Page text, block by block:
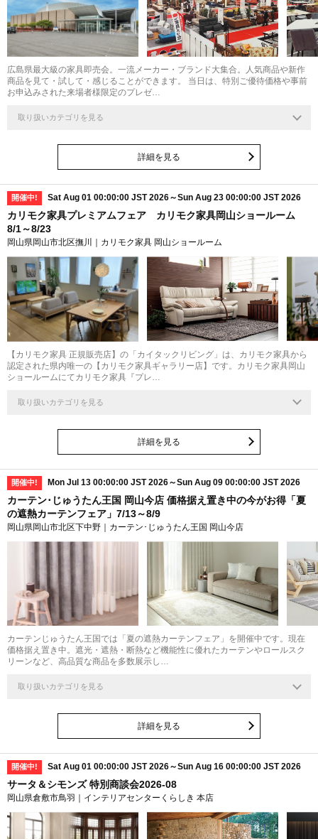
広島県最大級の家具即売会。一流メーカー・ブランド大集合。人気商品や新作
商品を見て・試して・感じることができます。 当日は、特別ご優待価格や事前
お申込みされた来場者様限定のプレゼ…
取り扱いカテゴリを見る
詳細を見る
開催中! Sat Aug 01 00:00:00 JST 2026～Sun Aug 23 00:00:00 JST 2026
カリモク家具プレミアムフェア カリモク家具岡山ショールーム
8/1～8/23
岡山県岡山市北区撫川｜カリモク家具 岡山ショールーム
【カリモク家具 正規販売店】の「カイタックリビング」は、カリモク家具から
認定された県内唯一の【カリモク家具ギャラリー店】です。カリモク家具岡山
ショールームにてカリモク家具『プレ…
取り扱いカテゴリを見る
詳細を見る
開催中! Mon Jul 13 00:00:00 JST 2026～Sun Aug 09 00:00:00 JST 2026
カーテン･じゅうたん王国 岡山今店 価格据え置き中の今がお得「夏
の遮熱カーテンフェア」7/13～8/9
岡山県岡山市北区下中野｜カーテン･じゅうたん王国 岡山今店
カーテンじゅうたん王国では「夏の遮熱カーテンフェア」を開催中です。現在
価格据え置き中。遮光・遮熱・断熱など機能性に優れたカーテンやロールスク
リーンなど、高品質な商品を多数展示し…
取り扱いカテゴリを見る
詳細を見る
開催中! Sat Aug 01 00:00:00 JST 2026～Sun Aug 16 00:00:00 JST 2026
サータ＆シモンズ 特別商談会2026-08
岡山県倉敷市鳥羽｜インテリアセンターくらしき 本店